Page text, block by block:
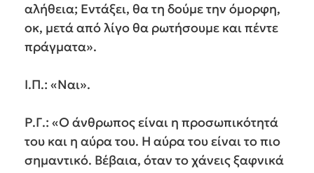
αλήθεια; Εντάξει, θα τη δούμε την όμορφη,
οκ, μετά από λίγο θα ρωτήσουμε και πέντε
πράγματα».
Ι.Π.: «Ναι».
Ρ.Γ.: «Ο άνθρωπος είναι η προσωπικότητά
του και η αύρα του. Η αύρα του είναι το πιο
σημαντικό. Βέβαια, όταν το χάνεις ξαφνικά